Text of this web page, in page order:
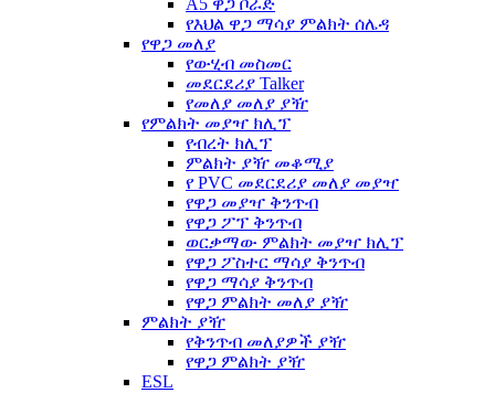
A5 ዋጋ ቦራድ
የእህል ዋጋ ማሳያ ምልክት ሰሌዳ
የዋጋ መለያ
የውሂብ መስመር
መደርደሪያ Talker
የመለያ መለያ ያዥ
የምልክት መያዣ ክሊፕ
የብረት ክሊፕ
ምልክት ያዥ መቆሚያ
የ PVC መደርደሪያ መለያ መያዣ
የዋጋ መያዣ ቅንጥብ
የዋጋ ፖፕ ቅንጥብ
ወርቃማው ምልክት መያዣ ክሊፕ
የዋጋ ፖስተር ማሳያ ቅንጥብ
የዋጋ ማሳያ ቅንጥብ
የዋጋ ምልክት መለያ ያዥ
ምልክት ያዥ
የቅንጥብ መለያዎች ያዥ
የዋጋ ምልክት ያዥ
ESL